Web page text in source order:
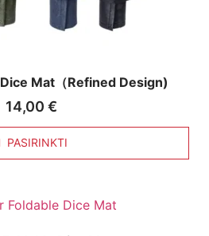
Mat（Refined Design)
14,00 €
PASIRINKTI